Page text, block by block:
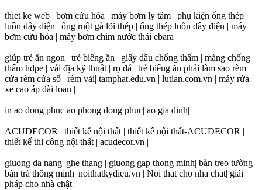
thiet ke web | bơm cứu hỏa | máy bơm ly tâm | phụ kiện ống thép
luồn dây diện | ống ruột gà lõi thép | ống thép luồn dây điện | máy
bơm cứu hỏa | máy bơm chìm nước thải ebara |
giúp trẻ ăn ngon | trẻ biếng ăn | giấy dầu chống thấm | màng chống
thấm hdpe | vải địa kỹ thuật | rọ đá | trẻ biếng ăn phải làm sao rèm
cửa rèm cửa sổ | rèm vải| tamphat.edu.vn | lutian.com.vn | máy rửa
xe cao áp đài loan |
in ao dong phuc ao phong dong phuc| ao gia dinh|
ACUDECOR | thiết kế nội thất | thiết kế nội thất-ACUDECOR |
thiết kế thi công nội thất | acudecor.vn |
giuong da nang| ghe thang | giuong gap thong minh| bàn treo tường |
bàn trà thông minh| noithatkydieu.vn | Noi that cho nha chat| giải
pháp cho nhà chật|